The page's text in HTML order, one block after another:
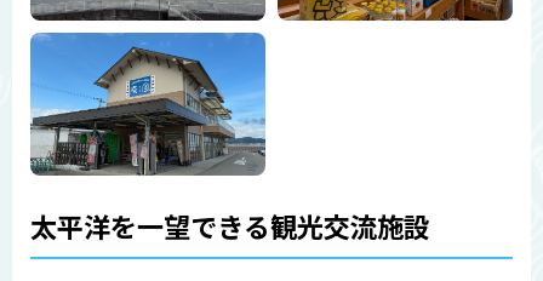
太平洋を一望できる観光交流施設